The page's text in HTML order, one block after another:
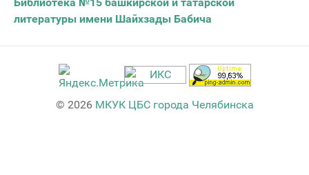
литературы имени Шайхзады Бабича
© 2026 МКУК ЦБС города Челябинска